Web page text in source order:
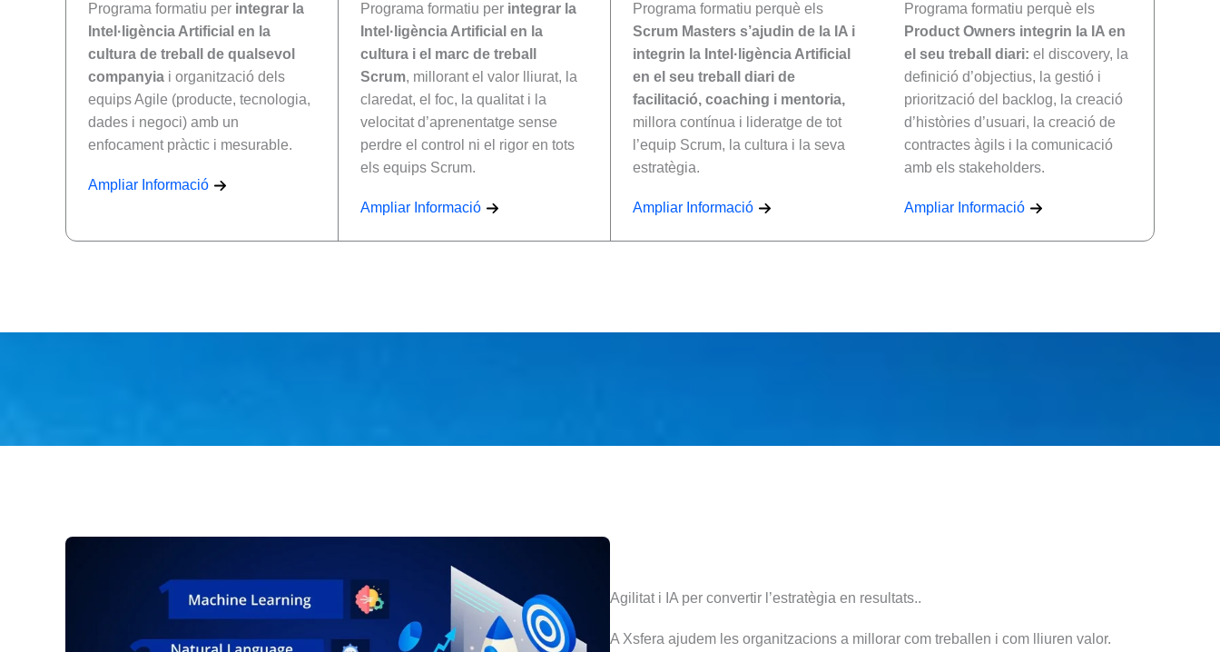
Programa formatiu per integrar la
Intel·ligència Artificial en la
cultura de treball de qualsevol
companyia i organització dels
equips Agile (producte, tecnologia,
dades i negoci) amb un
enfocament pràctic i mesurable.
Ampliar Informació
Programa formatiu perintegrar la
Intel·ligència Artificial en la
cultura i el marc de treball
Scrum, millorant el valor lliurat, la
claredat, el foc, la qualitat i la
velocitat d’aprenentatge sense
perdre el control ni el rigor en tots
els equips Scrum.
Ampliar Informació
Programa formatiu perquè els
Scrum Masters s’ajudin de la IA i
integrin la Intel·ligència Artificial
en el seu treball diari de
facilitació, coaching i mentoria,
millora contínua i lideratge de tot
l’equip Scrum, la cultura i la seva
estratègia.
Ampliar Informació
Programa formatiu perquè els
Product Owners integrin la IA en
el seu treball diari: el discovery, la
definició d’objectius, la gestió i
priorització del backlog, la creació
d’històries d’usuari, la creació de
contractes àgils i la comunicació
amb els stakeholders.
Ampliar Informació
Agilitat i IA per convertir l’estratègia en resultats..
A Xsfera ajudem les organitzacions a millorar com treballen i com lliuren valor.